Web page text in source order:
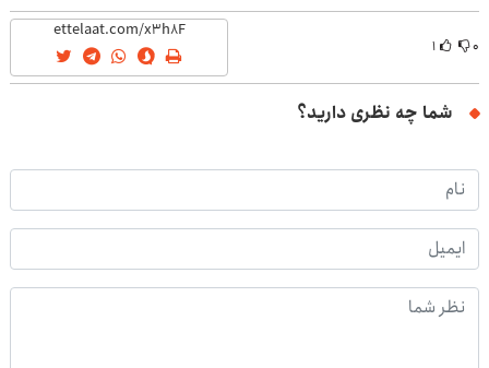
۰ ۱
شما چه نظری دارید؟